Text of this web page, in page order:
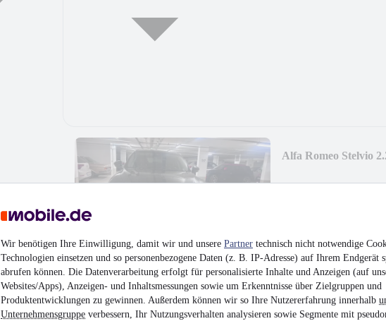
Wir benötigen Ihre Einwilligung, damit wir und unsere Partner technisch nicht notwendige
Technologien einsetzen und so personenbezogene Daten (z. B. IP-Adresse) auf Ihrem Endgerät
abrufen können. Die Datenverarbeitung erfolgt für personalisierte Inhalte und Anzeigen (auf
Websites/Apps), Anzeigen- und Inhaltsmessungen sowie um Erkenntnisse über Zielgruppen und
Produktentwicklungen zu gewinnen. Außerdem können wir so Ihre Nutzererfahrung innerhalb
Unternehmensgruppe verbessern, Ihr Nutzungsverhalten analysieren sowie Segmente mit
Alfa Romeo Stelvio
20.900 €
140 kW (190 PS)•